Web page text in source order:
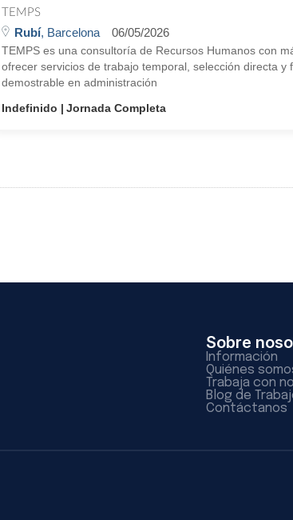
TEMPS
Rubí, Barcelona 06/05/2026
TEMPS es una consultoría de Recursos Humanos con
ofrecer servicios de trabajo temporal, selección directa
demostrable en administración
Indefinido
Jornada Completa
Sobre
Información
Quiénes
Trabaja con
Blog de
Contáctanos